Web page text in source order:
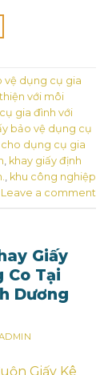
vệ dụng cụ gia
với môi
gia đình với
bảo vệ dụng cụ
cho dụng cụ gia
, khay giấy định
, khu công nghiệp
Leave a comment
Giấy
Co Tại
Dương